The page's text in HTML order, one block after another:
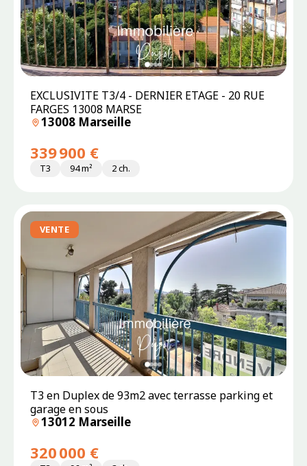
EXCLUSIVITE T3/4 - DERNIER ETAGE - 20 RUE
FARGES 13008 MARSE
13008 Marseille
339 900 €
T3 94 m² 2 ch.
VENTE
T3 en Duplex de 93m2 avec terrasse parking et
garage en sous
13012 Marseille
320 000 €